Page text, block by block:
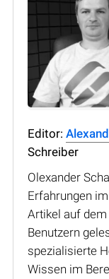
Editor:
Schreiber
Olexander
Erfahrungen
Artikel auf
Benutzern
spezialisierte
Wissen im